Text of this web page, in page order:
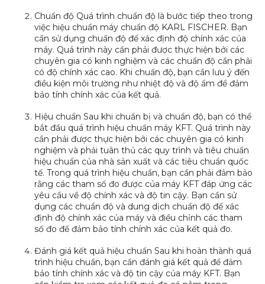
Chuẩn độ Quá trình chuẩn độ là bước tiếp theo trong
việc hiệu chuẩn máy chuẩn độ KARL FISCHER. Bạn
cần sử dụng chuẩn độ để xác định độ chính xác của
máy. Quá trình này cần phải được thực hiện bởi các
chuyên gia có kinh nghiệm và các chuẩn độ cần phải
có độ chính xác cao. Khi chuẩn độ, bạn cần lưu ý đến
điều kiện môi trường như nhiệt độ và độ ẩm để đảm
bảo tính chính xác của kết quả.
Hiệu chuẩn Sau khi chuẩn bị và chuẩn độ, bạn có thể
bắt đầu quá trình hiệu chuẩn máy KFT. Quá trình này
cần phải được thực hiện bởi các chuyên gia có kinh
nghiệm và phải tuân thủ các quy trình và tiêu chuẩn
hiệu chuẩn của nhà sản xuất và các tiêu chuẩn quốc
tế. Trong quá trình hiệu chuẩn, bạn cần phải đảm bảo
rằng các tham số đo được của máy KFT đáp ứng các
yêu cầu về độ chính xác và độ tin cậy. Bạn cần sử
dụng các chuẩn độ và dung dịch chuẩn độ để xác
định độ chính xác của máy và điều chỉnh các tham
số đo để đảm bảo tính chính xác của kết quả đo.
Đánh giá kết quả hiệu chuẩn Sau khi hoàn thành quá
trình hiệu chuẩn, bạn cần đánh giá kết quả để đảm
bảo tính chính xác và độ tin cậy của máy KFT. Bạn